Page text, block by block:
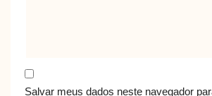
Salvar meus dados neste navegador